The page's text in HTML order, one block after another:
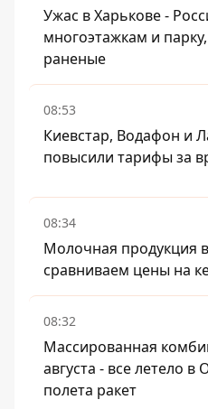
Ужас в Харькове -
многоэтажкам и
раненые
08:53
Киевстар, Водафон и
повысили тарифы за
08:34
Молочная продукция
сравниваем цены на
08:32
Массированная
августа - все летело в
полета ракет